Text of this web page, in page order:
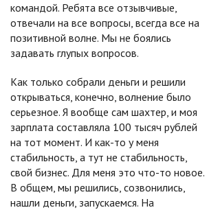
командой. Ребята все отзывчивые,
отвечали на все вопросы, всегда все на
позитивной волне. Мы не боялись
задавать глупых вопросов.
Как только собрали деньги и решили
открываться, конечно, волнение было
серьезное. Я вообще сам шахтер, и моя
зарплата составляла 100 тысяч рублей
на тот момент. И как-то у меня
стабильность, а тут не стабильность,
свой бизнес. Для меня это что-то новое.
В общем, мы решились, созвонились,
нашли деньги, запускаемся. На